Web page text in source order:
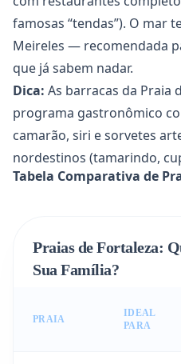
famosas “tendas”). O mar
Meireles — recomendada
que já sabem nadar.
Dica: As barracas da Praia
programa gastronômico
camarão, siri e sorvetes
nordestinos (tamarindo,
Tabela Comparativa de
Praias de Fortaleza:
Sua Família?
PRAIA
IDEAL
PARA